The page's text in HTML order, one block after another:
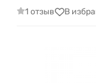
1 отзыв В